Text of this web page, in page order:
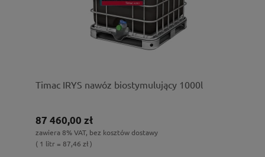
Timac IRYS nawóz biostymulujący 1000l
87 460,00 zł
zawiera 8% VAT, bez kosztów dostawy
( 1 litr = 87,46 zł )